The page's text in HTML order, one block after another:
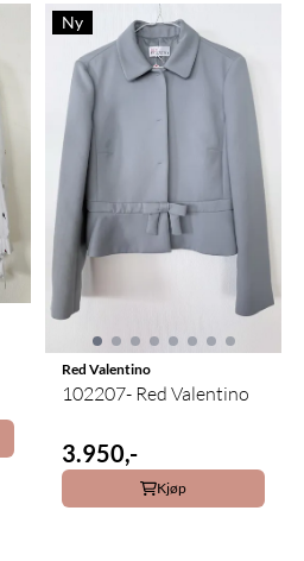
Ny
Red Valentino
102207- Red Valentino
3.950,-
Kjøp